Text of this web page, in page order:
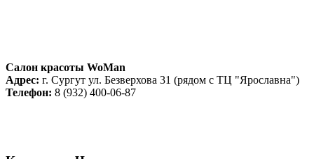
Салон красоты WoMan
Адрес: г. Cургут ул. Безверхова 31 (рядом с ТЦ "Ярославна")
Телефон: 8 (932) 400-06-87